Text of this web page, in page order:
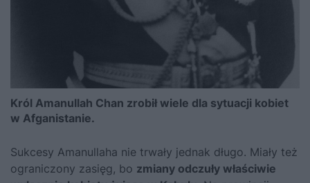
Król Amanullah Chan zrobił wiele dla sytuacji kobiet
w Afganistanie.
Sukcesy Amanullaha nie trwały jednak długo. Miały też
ograniczony zasięg, bo zmiany odczuły właściwie